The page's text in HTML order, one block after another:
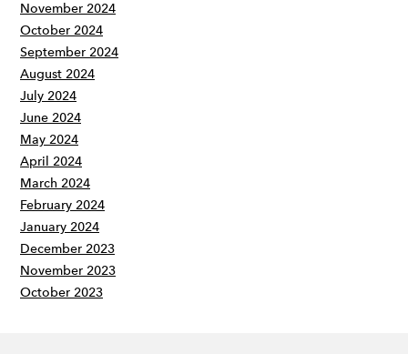
November 2024
October 2024
September 2024
August 2024
July 2024
June 2024
May 2024
April 2024
March 2024
February 2024
January 2024
December 2023
November 2023
October 2023